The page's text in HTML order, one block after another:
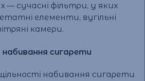
— сучасні фільтри, у яких
елементи, вугільні
камери.
набивання сигарети
набивання сигарети